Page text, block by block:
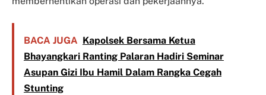
BACA JUGA Kapolsek Bersama Ketua
Bhayangkari Ranting Palaran Hadiri Seminar
Asupan Gizi Ibu Hamil Dalam Rangka Cegah
Stunting